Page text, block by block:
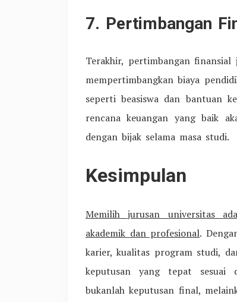
7. Pertimbangan
Terakhir, pertimbangan finansial
mempertimbangkan biaya
seperti beasiswa dan bantuan
rencana keuangan yang baik
dengan bijak selama masa studi.
Kesimpulan
Memilih jurusan universitas
akademik dan profesional.
karier, kualitas program studi,
keputusan yang tepat sesuai
bukanlah keputusan final,